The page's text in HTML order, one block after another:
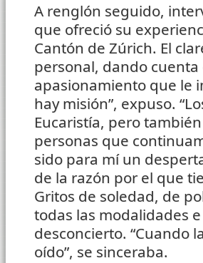
A renglón seguido,
que ofreció su
Cantón de Zúrich. El
personal, dando
apasionamiento que le
hay misión”, expuso.
Eucaristía, pero
personas que
sido para mí un
de la razón por el que
Gritos de soledad, de
todas las modalidades
desconcierto. “Cuando
oído”, se sinceraba.